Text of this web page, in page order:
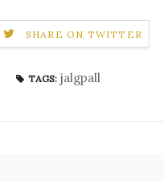
SHARE ON TWITTER
TAGS: jalgpall